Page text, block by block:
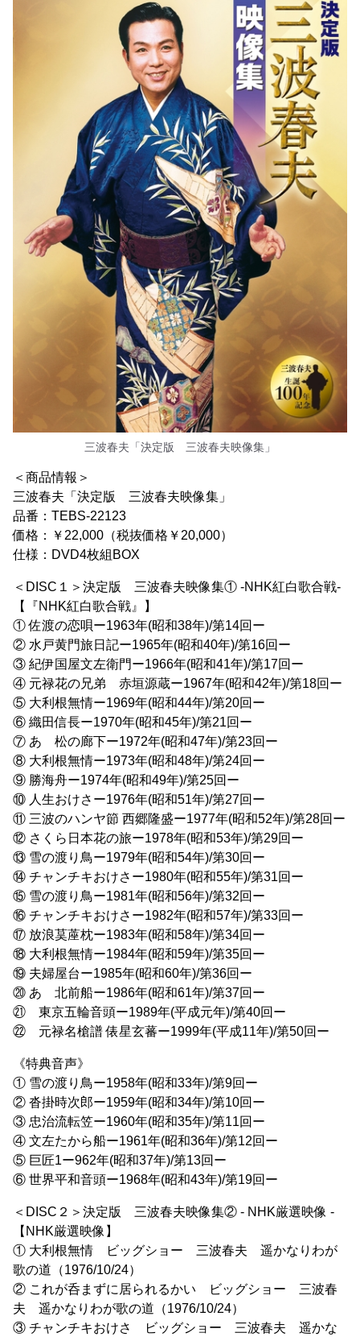
三波春夫「決定版 三波春夫映像集」
＜商品情報＞
三波春夫「決定版 三波春夫映像集」
品番：TEBS-22123
価格：￥22,000（税抜価格￥20,000）
仕様：DVD4枚組BOX
＜DISC１＞決定版 三波春夫映像集① -NHK紅白歌合戦-
【『NHK紅白歌合戦』】
① 佐渡の恋唄ー1963年(昭和38年)/第14回ー
② 水戸黄門旅日記ー1965年(昭和40年)/第16回ー
③ 紀伊国屋文左衛門ー1966年(昭和41年)/第17回ー
④ 元禄花の兄弟 赤垣源蔵ー1967年(昭和42年)/第18回ー
⑤ 大利根無情ー1969年(昭和44年)/第20回ー
⑥ 織田信長ー1970年(昭和45年)/第21回ー
⑦ あゝ松の廊下ー1972年(昭和47年)/第23回ー
⑧ 大利根無情ー1973年(昭和48年)/第24回ー
⑨ 勝海舟ー1974年(昭和49年)/第25回ー
⑩ 人生おけさー1976年(昭和51年)/第27回ー
⑪ 三波のハンヤ節 西郷隆盛ー1977年(昭和52年)/第28回ー
⑫ さくら日本花の旅ー1978年(昭和53年)/第29回ー
⑬ 雪の渡り鳥ー1979年(昭和54年)/第30回ー
⑭ チャンチキおけさー1980年(昭和55年)/第31回ー
⑮ 雪の渡り鳥ー1981年(昭和56年)/第32回ー
⑯ チャンチキおけさー1982年(昭和57年)/第33回ー
⑰ 放浪茣蓙枕ー1983年(昭和58年)/第34回ー
⑱ 大利根無情ー1984年(昭和59年)/第35回ー
⑲ 夫婦屋台ー1985年(昭和60年)/第36回ー
⑳ あゝ北前船ー1986年(昭和61年)/第37回ー
㉑ 東京五輪音頭ー1989年(平成元年)/第40回ー
㉒ 元禄名槍譜 俵星玄蕃ー1999年(平成11年)/第50回ー
《特典音声》
① 雪の渡り鳥ー1958年(昭和33年)/第9回ー
② 沓掛時次郎ー1959年(昭和34年)/第10回ー
③ 忠治流転笠ー1960年(昭和35年)/第11回ー
④ 文左たから船ー1961年(昭和36年)/第12回ー
⑤ 巨匠1ー962年(昭和37年)/第13回ー
⑥ 世界平和音頭ー1968年(昭和43年)/第19回ー
＜DISC２＞決定版 三波春夫映像集② - NHK厳選映像 -
【NHK厳選映像】
① 大利根無情 ビッグショー 三波春夫 遥かなりわが
歌の道（1976/10/24）
② これが呑まずに居られるかい ビッグショー 三波春
夫 遥かなりわが歌の道（1976/10/24）
③ チャンチキおけさ ビッグショー 三波春夫 遥かな